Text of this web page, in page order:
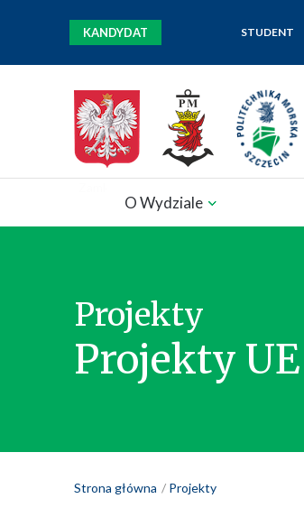
KANDYDAT STUDENT
O Wydziale
Projekty
Projekty UE
Strona główna Projekty